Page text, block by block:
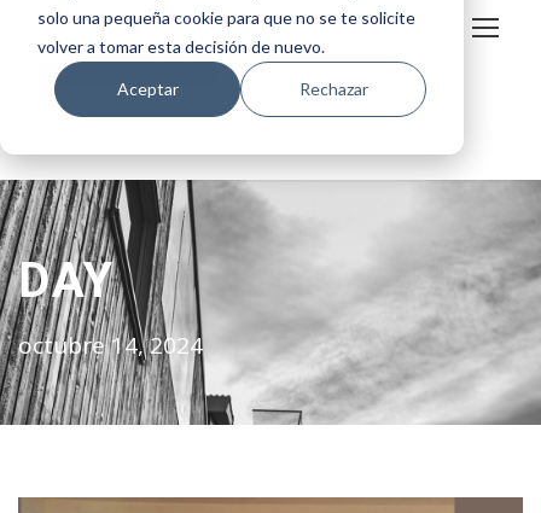
solo una pequeña cookie para que no se te solicite
volver a tomar esta decisión de nuevo.
Aceptar Rechazar
DAY
octubre 14, 2024